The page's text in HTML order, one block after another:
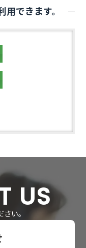
できます。
US
い。